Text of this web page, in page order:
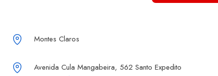
Montes Claros
Avenida Cula Mangabeira, 562 Santo Expedito